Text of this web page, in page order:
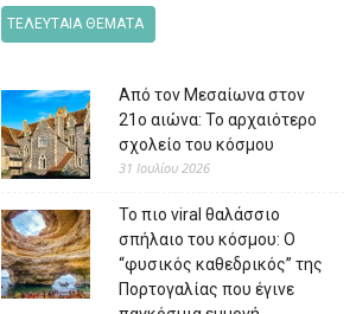
ΤΕΛΕΥΤΑΙΑ ΘΕΜΑΤΑ
Από τον Μεσαίωνα στον
21ο αιώνα: Το αρχαιότερο
σχολείο του κόσμου
31 Ιουλίου 2026
Το πιο viral θαλάσσιο
σπήλαιο του κόσμου: Ο
“φυσικός καθεδρικός” της
Πορτογαλίας που έγινε